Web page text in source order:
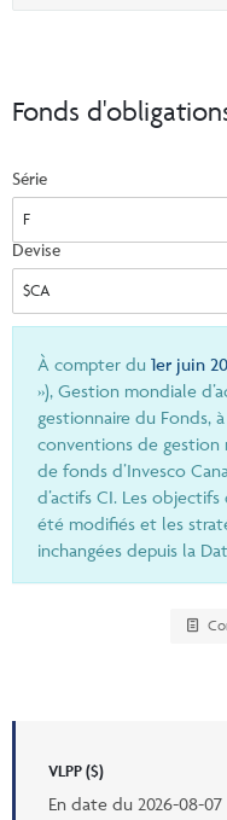
Événements et
Demandes
Formulaire de
Centre administratif
Portail de UFC
InfoClientèle
ENGLISH
Fonds
Série
Devise
À compter du 1er juin
»), Gestion mondiale
gestionnaire du Fonds,
conventions de gestion
de fonds d’Invesco
d’actifs CI. Les
été modifiés et les
inchangées depuis la
VLPP ($)
En date du 2026-08-07